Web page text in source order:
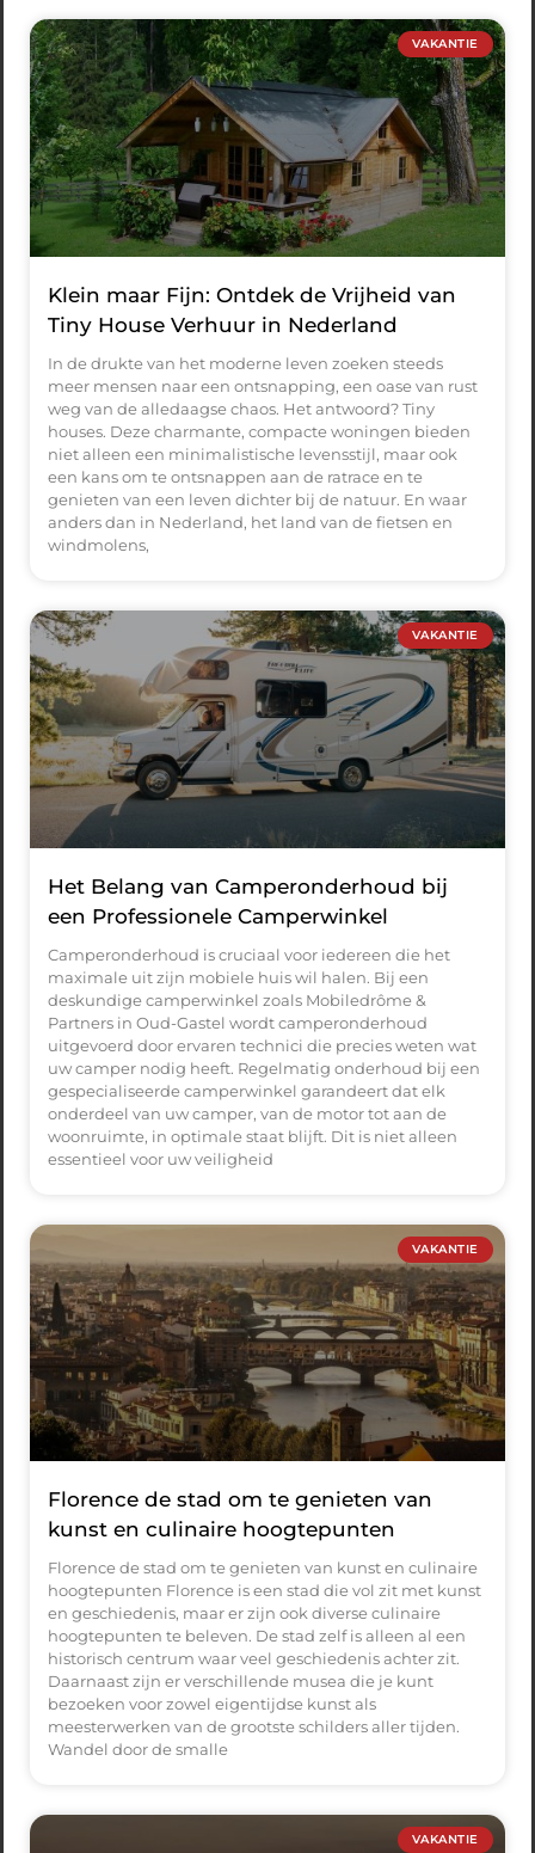
VAKANTIE
Klein maar Fijn: Ontdek de Vrijheid van
Tiny House Verhuur in Nederland
In de drukte van het moderne leven zoeken steeds
meer mensen naar een ontsnapping, een oase van rust
weg van de alledaagse chaos. Het antwoord? Tiny
houses. Deze charmante, compacte woningen bieden
niet alleen een minimalistische levensstijl, maar ook
een kans om te ontsnappen aan de ratrace en te
genieten van een leven dichter bij de natuur. En waar
anders dan in Nederland, het land van de fietsen en
windmolens,
VAKANTIE
Het Belang van Camperonderhoud bij
een Professionele Camperwinkel
Camperonderhoud is cruciaal voor iedereen die het
maximale uit zijn mobiele huis wil halen. Bij een
deskundige camperwinkel zoals Mobiledrôme &
Partners in Oud-Gastel wordt camperonderhoud
uitgevoerd door ervaren technici die precies weten wat
uw camper nodig heeft. Regelmatig onderhoud bij een
gespecialiseerde camperwinkel garandeert dat elk
onderdeel van uw camper, van de motor tot aan de
woonruimte, in optimale staat blijft. Dit is niet alleen
essentieel voor uw veiligheid
VAKANTIE
Florence de stad om te genieten van
kunst en culinaire hoogtepunten
Florence de stad om te genieten van kunst en culinaire
hoogtepunten Florence is een stad die vol zit met kunst
en geschiedenis, maar er zijn ook diverse culinaire
hoogtepunten te beleven. De stad zelf is alleen al een
historisch centrum waar veel geschiedenis achter zit.
Daarnaast zijn er verschillende musea die je kunt
bezoeken voor zowel eigentijdse kunst als
meesterwerken van de grootste schilders aller tijden.
Wandel door de smalle
VAKANTIE